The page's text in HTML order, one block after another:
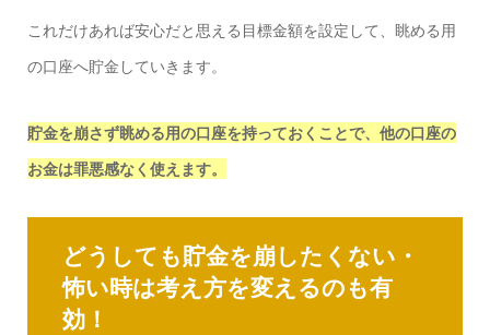
これだけあれば安心だと思える目標金額を設定して、眺める用
の口座へ貯金していきます。
貯金を崩さず眺める用の口座を持っておくことで、他の口座の
お金は罪悪感なく使えます。
どうしても貯金を崩したくない・
怖い時は考え方を変えるのも有
効！